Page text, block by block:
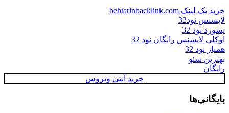
خرید بک لینک behtarinbacklink.com
لایسنس نود32
پسورد نود 32
اوکلی لایسنس رایگان نود 32
همیار نود 32
بهترین سئو
رایگان
خرید آنتی ویروس
بایگانی‌ها